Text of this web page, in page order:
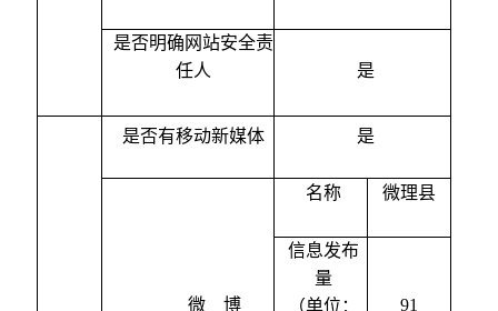
是否明确网站安全责
任人
是
是否有移动新媒体 是
名称 微理县
微 博
信息发布
量
91
（单位：